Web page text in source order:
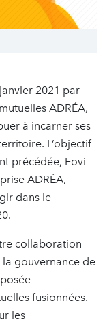
janvier 2021 par
ADRÉA,
à incarner ses
L’objectif
précédée, Eovi
ADRÉA,
dans le
collaboration
gouvernance de
fusionnées.
les